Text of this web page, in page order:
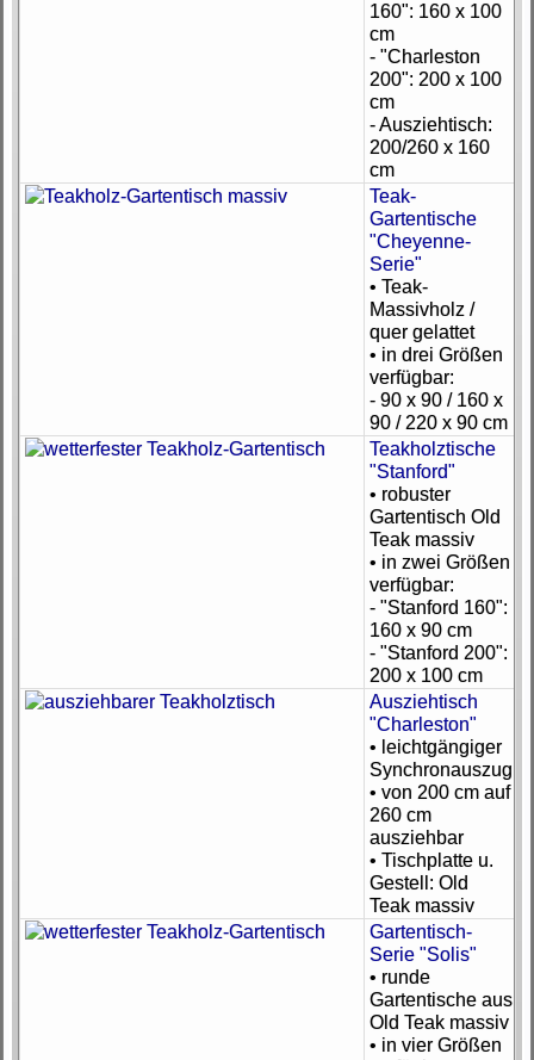
160": 160 x 100
cm
- "Charleston
200": 200 x 100
cm
- Ausziehtisch:
200/260 x 160
cm
Teak-
Gartentische
"Cheyenne-
Serie"
• Teak-
Massivholz /
quer gelattet
• in drei Größen
verfügbar:
- 90 x 90 / 160 x
90 / 220 x 90 cm
Teakholztische
"Stanford"
• robuster
Gartentisch Old
Teak massiv
• in zwei Größen
verfügbar:
- "Stanford 160":
160 x 90 cm
- "Stanford 200":
200 x 100 cm
Ausziehtisch
"Charleston"
• leichtgängiger
Synchronauszug
• von 200 cm auf
260 cm
ausziehbar
• Tischplatte u.
Gestell: Old
Teak massiv
Gartentisch-
Serie "Solis"
• runde
Gartentische aus
Old Teak massiv
• in vier Größen